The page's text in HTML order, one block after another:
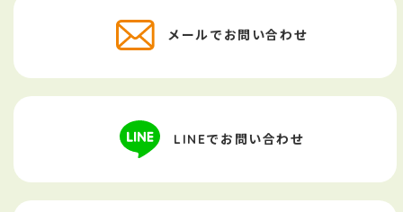
メールでお問い合わせ
LINEでお問い合わせ